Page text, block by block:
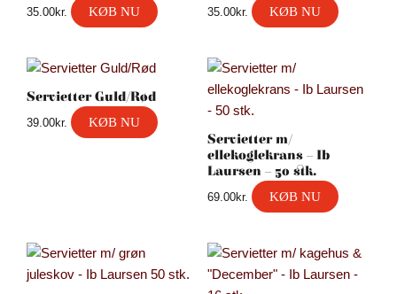
35.00kr. KØB NU 35.00kr. KØB NU
Servietter Guld/Rød
39.00kr. KØB NU
Servietter m/
ellekoglekrans – Ib
Laursen – 50 stk.
69.00kr. KØB NU